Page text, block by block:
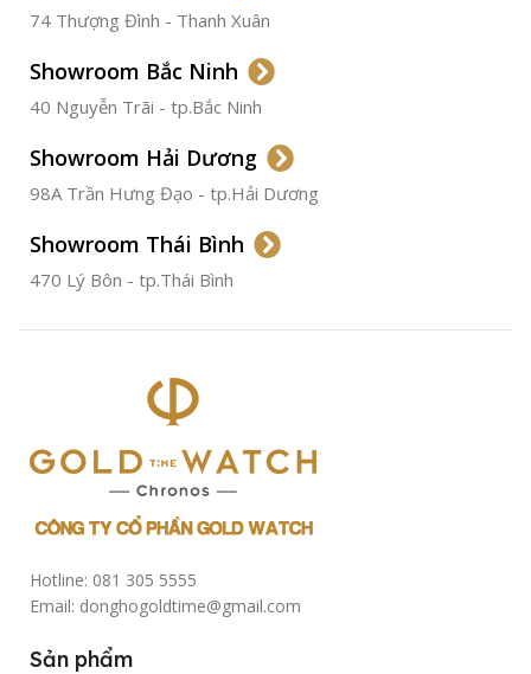
CHỐNG NƯỚC
74 Thượng Đình - Thanh Xuân
Showroom Bắc Ninh
40 Nguyễn Trãi - tp.Bắc Ninh
Showroom Hải Dương
98A Trần Hưng Đạo - tp.Hải Dương
Showroom Thái Bình
470 Lý Bôn - tp.Thái Bình
Hotline: 081 305 5555
Email: donghogoldtime@gmail.com
Sản phẩm